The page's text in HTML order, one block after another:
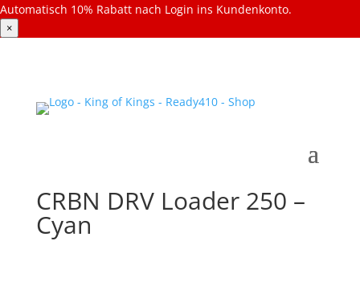
Automatisch 10% Rabatt nach Login ins Kundenkonto.
×
CRBN DRV Loader 250 –
Cyan